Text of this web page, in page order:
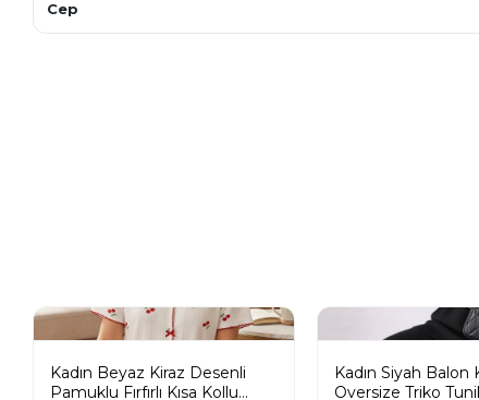
Cep
Kadın Beyaz Kiraz Desenli
Pamuklu Fırfırlı Kısa Kollu
Kadın Siyah Balon
Oversize Triko